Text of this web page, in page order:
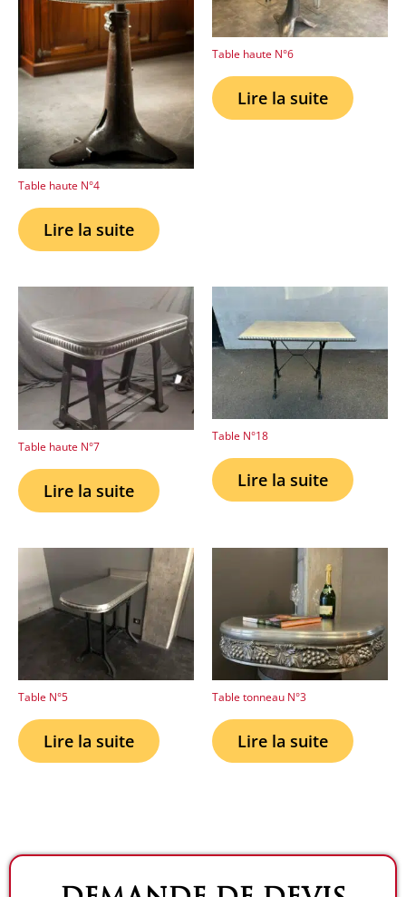
Table haute N°4
Lire la suite
Table haute N°6
Lire la suite
Table haute N°7
Lire la suite
Table N°18
Lire la suite
Table N°5
Lire la suite
Table tonneau N°3
Lire la suite